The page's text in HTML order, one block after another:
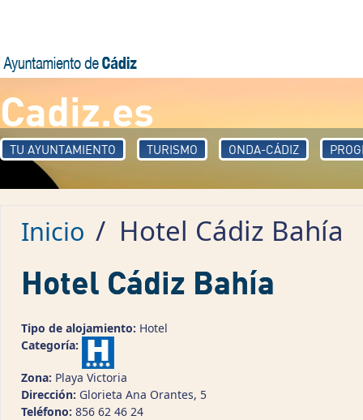
Cadiz.es
TU AYUNTAMIENTO TURISMO ONDA-CÁDIZ
Inicio / Hotel Cádiz Bahía
Hotel Cádiz Bahía
Tipo de alojamiento: Hotel
Categoría:
Zona: Playa Victoria
Dirección: Glorieta Ana Orantes, 5
Teléfono: 856 62 46 24